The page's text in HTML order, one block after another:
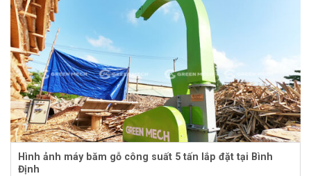
Hình ảnh máy băm gỗ công suất 5 tấn lắp đặt tại Bình
Định